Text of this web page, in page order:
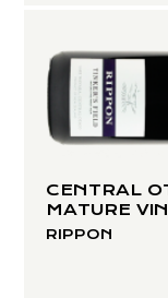
CENTRAL
MATURE
RIPPON